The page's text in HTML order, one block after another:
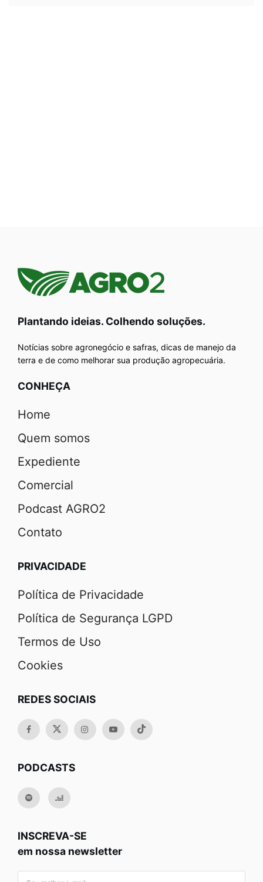
Plantando ideias. Colhendo soluções.
Notícias sobre agronegócio e safras, dicas de manejo da
terra e de como melhorar sua produção agropecuária.
CONHEÇA
Home
Quem somos
Expediente
Comercial
Podcast AGRO2
Contato
PRIVACIDADE
Política de Privacidade
Política de Segurança LGPD
Termos de Uso
Cookies
REDES SOCIAIS
PODCASTS
INSCREVA-SE
em nossa newsletter